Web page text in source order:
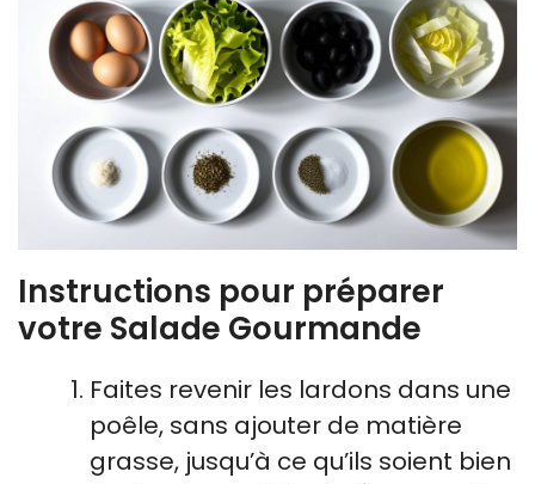
Instructions pour préparer
votre Salade Gourmande
Faites revenir les lardons dans une
poêle, sans ajouter de matière
grasse, jusqu’à ce qu’ils soient bien